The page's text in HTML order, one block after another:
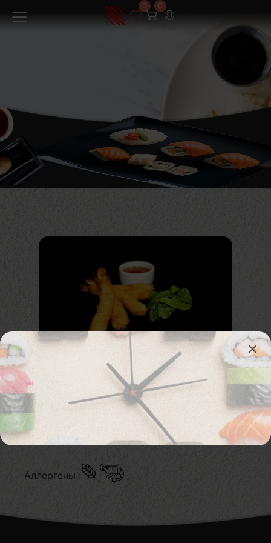
0 0
Menüü
804. Tempura Hiidkrevetid 5
tk. + Magus tšilli kaste
tükk 6,80 В корзину
Аллергены :